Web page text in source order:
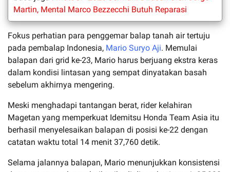
Martin, Mental Marco Bezzecchi Butuh Reparasi
Fokus perhatian para penggemar balap tanah air tertuju
pada pembalap Indonesia, Mario Suryo Aji. Memulai
balapan dari grid ke-23, Mario harus berjuang ekstra keras
dalam kondisi lintasan yang sempat dinyatakan basah
sebelum akhirnya mengering.
Meski menghadapi tantangan berat, rider kelahiran
Magetan yang memperkuat Idemitsu Honda Team Asia itu
berhasil menyelesaikan balapan di posisi ke-22 dengan
catatan waktu total 14 menit 37,760 detik.
Selama jalannya balapan, Mario menunjukkan konsistensi